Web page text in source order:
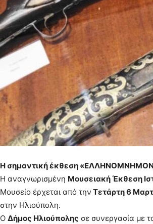
H σημαντική έκθεση
Η αναγνωρισμένη Μουσειακή Έκθεση
Μουσείο έρχεται από την Τετάρτη 6
στην Ηλιούπολη.
Ο Δήμος Ηλιούπολης σε συνεργασία με